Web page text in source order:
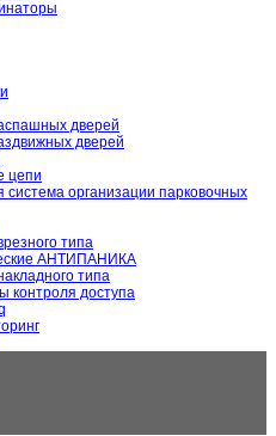
дверей
дверей
цепи
система организации парковочных
типа
АНТИПАНИКА
типа
контроля доступа